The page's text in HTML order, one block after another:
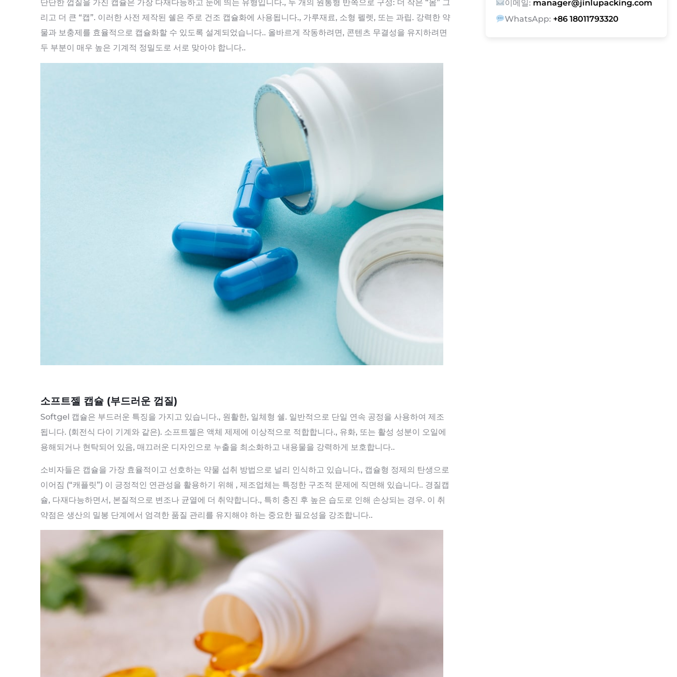
이메일: manager@jinlupacking.com
WhatsApp: +86 18011793320
단단한 껍질을 가진 캡슐은 가장 다재다능하고 눈에 띄는 유형입니다., 두 개의 원통형 반쪽으로 구성: 더 작은 “몸” 그
리고 더 큰 “캡”. 이러한 사전 제작된 쉘은 주로 건조 캡슐화에 사용됩니다., 가루재료, 소형 펠렛, 또는 과립. 강력한 약
물과 보충제를 효율적으로 캡슐화할 수 있도록 설계되었습니다.. 올바르게 작동하려면, 콘텐츠 무결성을 유지하려면
두 부분이 매우 높은 기계적 정밀도로 서로 맞아야 합니다..
소프트젤 캡슐 (부드러운 껍질)
Softgel 캡슐은 부드러운 특징을 가지고 있습니다., 원활한, 일체형 쉘. 일반적으로 단일 연속 공정을 사용하여 제조
됩니다. (회전식 다이 기계와 같은). 소프트젤은 액체 제제에 이상적으로 적합합니다., 유화, 또는 활성 성분이 오일에
용해되거나 현탁되어 있음, 매끄러운 디자인으로 누출을 최소화하고 내용물을 강력하게 보호합니다..
소비자들은 캡슐을 가장 효율적이고 선호하는 약물 섭취 방법으로 널리 인식하고 있습니다., 캡슐형 정제의 탄생으로
이어짐 (“캐플릿”) 이 긍정적인 연관성을 활용하기 위해 , 제조업체는 특정한 구조적 문제에 직면해 있습니다.. 경질캡
슐, 다재다능하면서, 본질적으로 변조나 균열에 더 취약합니다., 특히 충진 후 높은 습도로 인해 손상되는 경우. 이 취
약점은 생산의 밀봉 단계에서 엄격한 품질 관리를 유지해야 하는 중요한 필요성을 강조합니다..